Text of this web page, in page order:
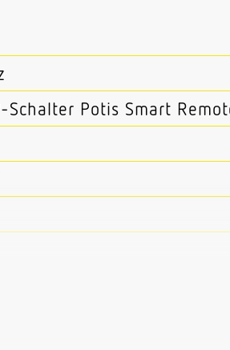
Schalter Potis Smart